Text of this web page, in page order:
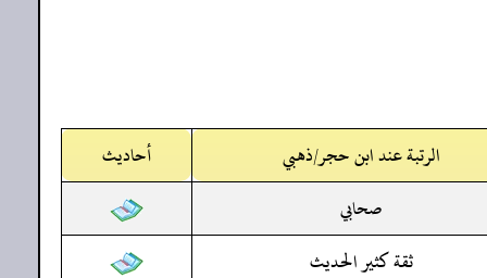
الرتبة عند ابن حجر/ذهبي
أحاديث
صحابي
ثقة كثير الحديث